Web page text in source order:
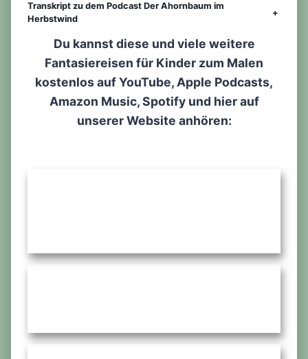
Transkript zu dem Podcast Der Ahornbaum im
Herbstwind
+
Du kannst diese und viele weitere
Fantasiereisen für Kinder zum Malen
kostenlos auf YouTube, Apple Podcasts,
Amazon Music, Spotify und hier auf
unserer Website anhören: